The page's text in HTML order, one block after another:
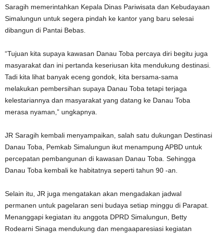
Saragih memerintahkan Kepala Dinas Pariwisata dan Kebudayaan
Simalungun untuk segera pindah ke kantor yang baru selesai
dibangun di Pantai Bebas.
“Tujuan kita supaya kawasan Danau Toba percaya diri begitu juga
masyarakat dan ini pertanda keseriusan kita mendukung destinasi.
Tadi kita lihat banyak eceng gondok, kita bersama-sama
melakukan pembersihan supaya Danau Toba tetapi terjaga
kelestariannya dan masyarakat yang datang ke Danau Toba
merasa nyaman,” ungkapnya.
JR Saragih kembali menyampaikan, salah satu dukungan Destinasi
Danau Toba, Pemkab Simalungun ikut menampung APBD untuk
percepatan pembangunan di kawasan Danau Toba. Sehingga
Danau Toba kembali ke habitatnya seperti tahun 90 -an.
Selain itu, JR juga mengatakan akan mengadakan jadwal
permanen untuk pagelaran seni budaya setiap minggu di Parapat.
Menanggapi kegiatan itu anggota DPRD Simalungun, Betty
Rodearni Sinaga mendukung dan mengaaparesiasi kegiatan